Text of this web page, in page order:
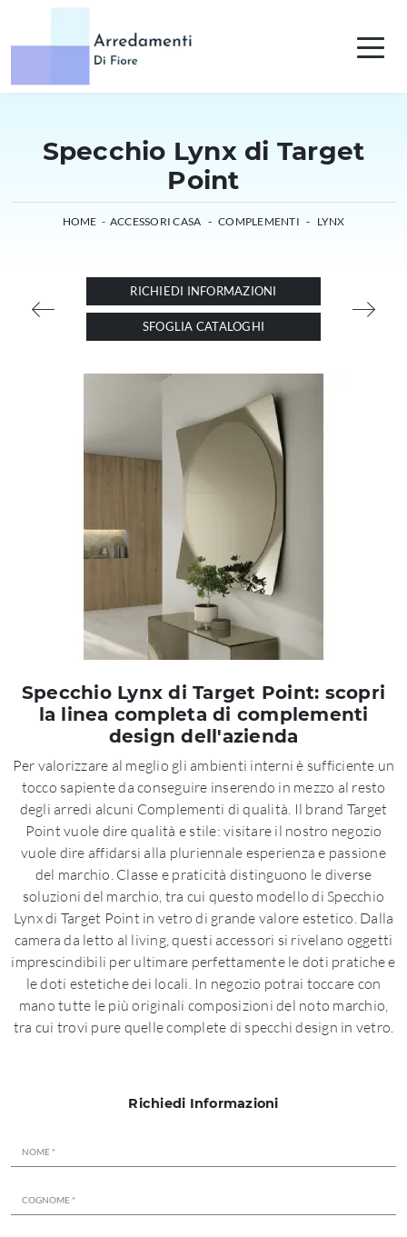
Specchio Lynx di Target
Point
HOME - ACCESSORI CASA - COMPLEMENTI - LYNX
RICHIEDI INFORMAZIONI
SFOGLIA CATALOGHI
Specchio Lynx di Target Point: scopri
la linea completa di complementi
design dell'azienda
Per valorizzare al meglio gli ambienti interni è sufficiente un
tocco sapiente da conseguire inserendo in mezzo al resto
degli arredi alcuni Complementi di qualità. Il brand Target
Point vuole dire qualità e stile: visitare il nostro negozio
vuole dire affidarsi alla pluriennale esperienza e passione
del marchio. Classe e praticità distinguono le diverse
soluzioni del marchio, tra cui questo modello di Specchio
Lynx di Target Point in vetro di grande valore estetico. Dalla
camera da letto al living, questi accessori si rivelano oggetti
imprescindibili per ultimare perfettamente le doti pratiche e
le doti estetiche dei locali. In negozio potrai toccare con
mano tutte le più originali composizioni del noto marchio,
tra cui trovi pure quelle complete di specchi design in vetro.
Richiedi Informazioni